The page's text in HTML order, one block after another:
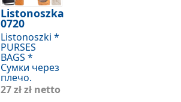
Listonoszka
0720
Listonoszki *
PURSES
BAGS *
Сумки через
плечо.
27 złzł netto